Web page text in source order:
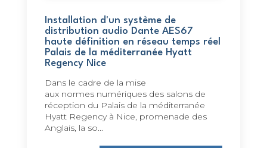
Installation d'un système de
distribution audio Dante AES67
haute définition en réseau temps réel
Palais de la méditerranée Hyatt
Regency Nice
Dans le cadre de la mise
aux normes numériques des salons de
réception du Palais de la méditerranée
Hyatt Regency à Nice, promenade des
Anglais, la so...